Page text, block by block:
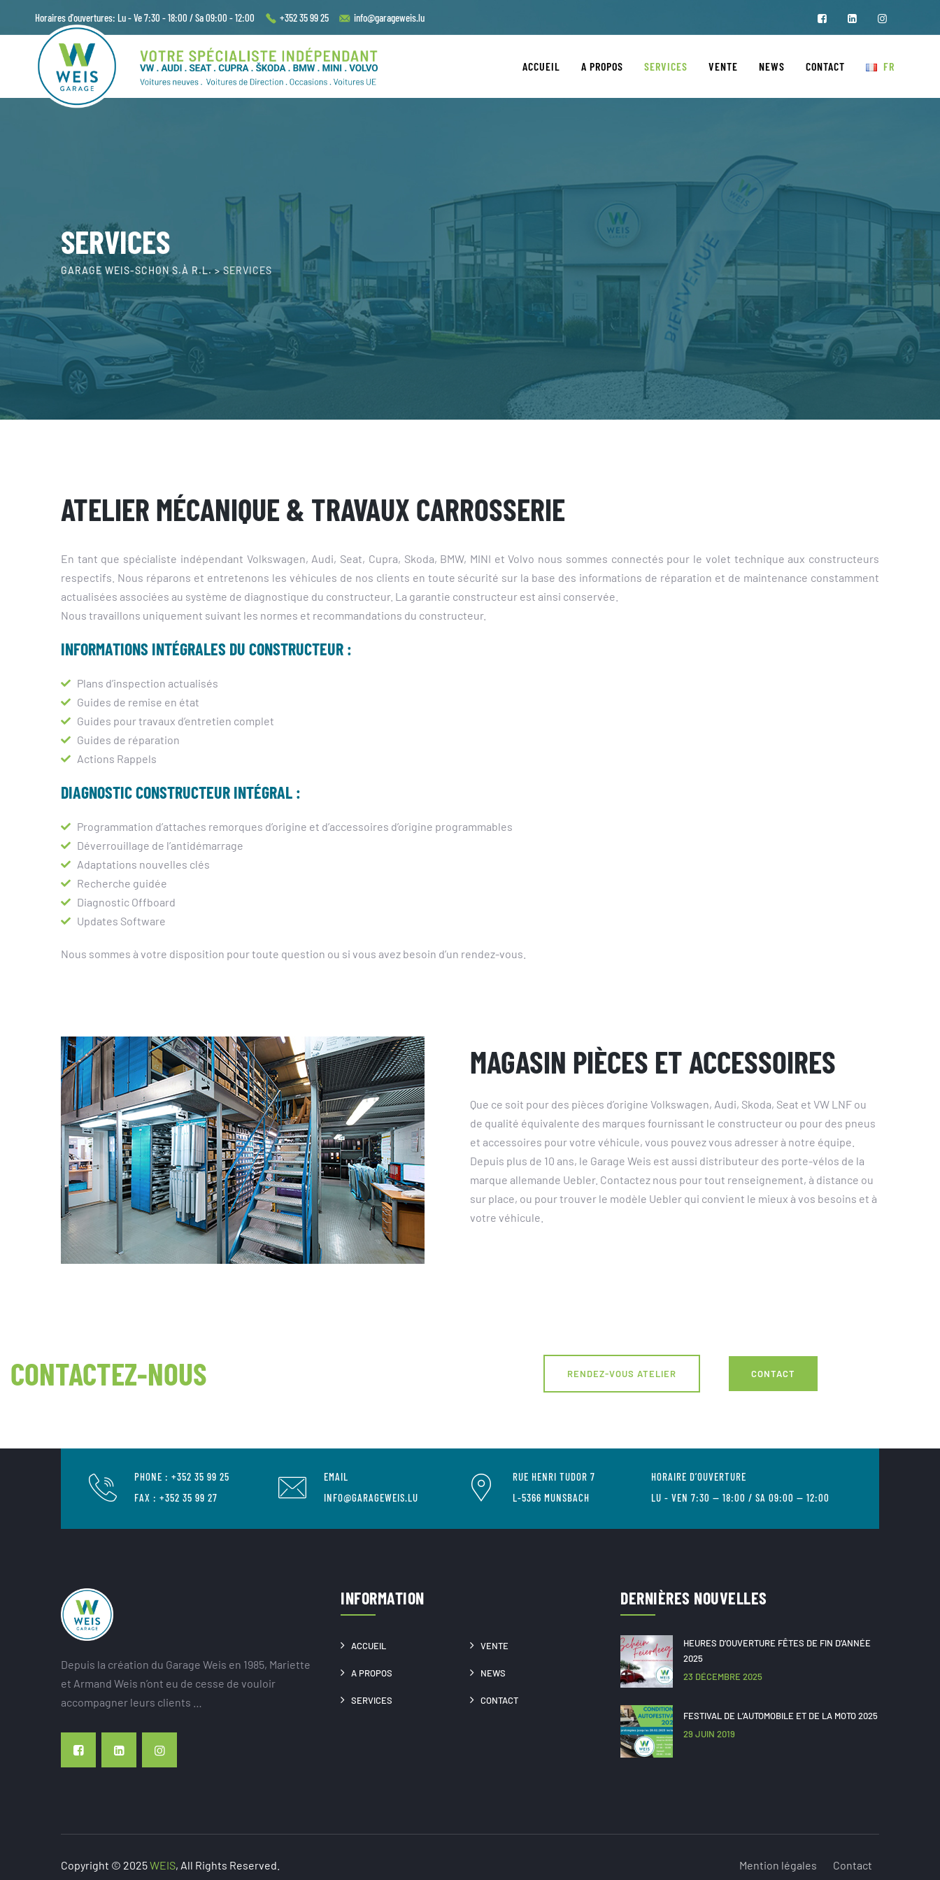
Horaires d'ouvertures: Lu - Ve 7:30 - 18:00 / Sa 09:00 - 12:00 +352 35 99 25 info@garageweis.lu
ACCUEIL A PROPOS SERVICES VENTE NEWS CONTACT FR
SERVICES
GARAGE WEIS-SCHON S.À R.L.>SERVICES
ATELIER MÉCANIQUE & TRAVAUX CARROSSERIE
En tant que spécialiste indépendant Volkswagen, Audi, Seat, Cupra, Skoda, BMW, MINI et Volvo nous sommes connectés pour le volet technique aux constructeurs
respectifs. Nous réparons et entretenons les véhicules de nos clients en toute sécurité sur la base des informations de réparation et de maintenance constamment
actualisées associées au système de diagnostique du constructeur. La garantie constructeur est ainsi conservée.
Nous travaillons uniquement suivant les normes et recommandations du constructeur.
INFORMATIONS INTÉGRALES DU CONSTRUCTEUR :
Plans d’inspection actualisés
Guides de remise en état
Guides pour travaux d’entretien complet
Guides de réparation
Actions Rappels
DIAGNOSTIC CONSTRUCTEUR INTÉGRAL :
Programmation d’attaches remorques d’origine et d’accessoires d’origine programmables
Déverrouillage de l’antidémarrage
Adaptations nouvelles clés
Recherche guidée
Diagnostic Offboard
Updates Software
Nous sommes à votre disposition pour toute question ou si vous avez besoin d’un rendez-vous.
MAGASIN PIÈCES ET ACCESSOIRES
Que ce soit pour des pièces d’origine Volkswagen, Audi, Skoda, Seat et VW LNF ou
de qualité équivalente des marques fournissant le constructeur ou pour des pneus
et accessoires pour votre véhicule, vous pouvez vous adresser à notre équipe.
Depuis plus de 10 ans, le Garage Weis est aussi distributeur des porte-vélos de la
marque allemande Uebler. Contactez nous pour tout renseignement, à distance ou
sur place, ou pour trouver le modèle Uebler qui convient le mieux à vos besoins et à
votre véhicule.
CONTACTEZ-NOUS RENDEZ-VOUS ATELIER CONTACT
PHONE : +352 35 99 25
FAX : +352 35 99 27
EMAIL
INFO@GARAGEWEIS.LU
RUE HENRI TUDOR 7
L-5366 MUNSBACH
HORAIRE D’OUVERTURE
LU - VEN 7:30 — 18:00 / SA 09:00 — 12:00
Depuis la création du Garage Weis en 1985, Mariette
et Armand Weis n’ont eu de cesse de vouloir
accompagner leurs clients …
INFORMATION
ACCUEIL VENTE
A PROPOS NEWS
SERVICES CONTACT
DERNIÈRES NOUVELLES
HEURES D’OUVERTURE FÊTES DE FIN D’ANNÉE
2025
23 DÉCEMBRE 2025
FESTIVAL DE L’AUTOMOBILE ET DE LA MOTO 2025
29 JUIN 2019
Copyright © 2025WEIS, All Rights Reserved. Mention légales Contact